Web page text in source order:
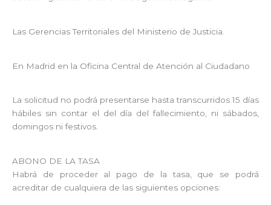
Las Gerencias Territoriales del Ministerio de Justicia.
En Madrid en la Oficina Central de Atención al Ciudadano
La solicitud no podrá presentarse hasta transcurridos 15 días
hábiles sin contar el del día del fallecimiento, ni sábados,
domingos ni festivos.
ABONO DE LA TASA
Habrá de proceder al pago de la tasa, que se podrá
acreditar de cualquiera de las siguientes opciones: